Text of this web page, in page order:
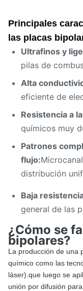
Principales
las placas
Ultrafinos y
pilas de
Alta
eficiente de
Resistencia a
químicos muy
Patrones
flujo:
distribución
Baja
general de las
¿Cómo se
bipolares?
La producción de una
químico como las
láser).que luego se
unión por difusión